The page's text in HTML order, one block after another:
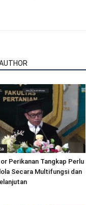
Perikanan Tangkap Perlu
Secara Multifungsi dan